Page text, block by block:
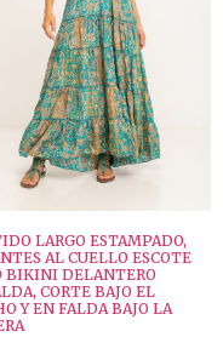
LARGO ESTAMPADO,
AL CUELLO ESCOTE
BIKINI DELANTERO
CORTE BAJO EL
Y EN FALDA BAJO LA